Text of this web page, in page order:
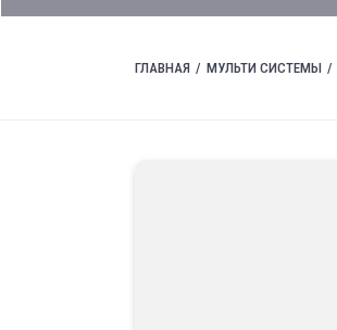
ГЛАВНАЯ МУЛЬТИ СИСТЕМЫ